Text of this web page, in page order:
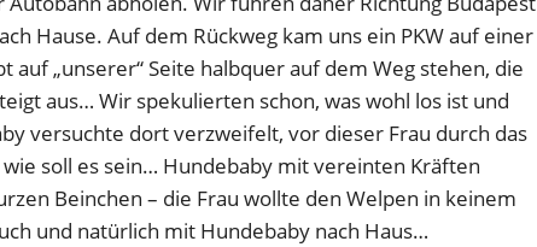
Hause. Auf dem Rückweg kam uns ein PKW auf einer
„unserer“ Seite halbquer auf dem Weg stehen, die
aus… Wir spekulierten schon, was wohl los ist und
versuchte dort verzweifelt, vor dieser Frau durch das
soll es sein… Hundebaby mit vereinten Kräften
Beinchen – die Frau wollte den Welpen in keinem
und natürlich mit Hundebaby nach Haus…